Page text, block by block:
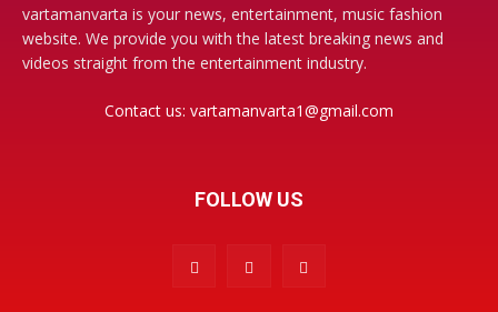
vartamanvarta is your news, entertainment, music fashion
website. We provide you with the latest breaking news and
videos straight from the entertainment industry.
Contact us: vartamanvarta1@gmail.com
FOLLOW US